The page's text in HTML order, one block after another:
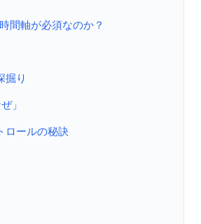
間軸が必須なのか？
掘り
」
ロールの秘訣